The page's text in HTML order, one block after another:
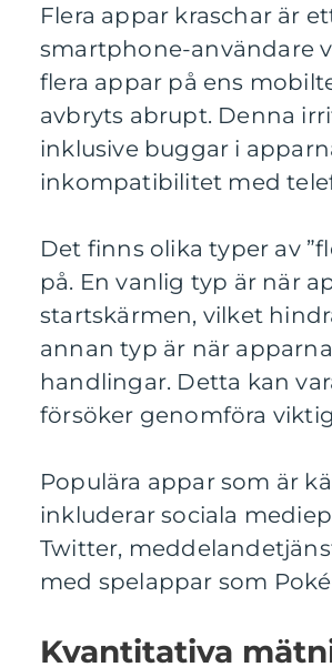
Flera appar kraschar är
smartphone-användare
flera appar på ens
avbryts abrupt. Denna
inklusive buggar i
inkompatibilitet med
Det finns olika typer av
på. En vanlig typ är när
startskärmen, vilket
annan typ är när
handlingar. Detta kan
försöker genomföra
Populära appar som är
inkluderar sociala
Twitter,
med spelappar som
Kvantitativa